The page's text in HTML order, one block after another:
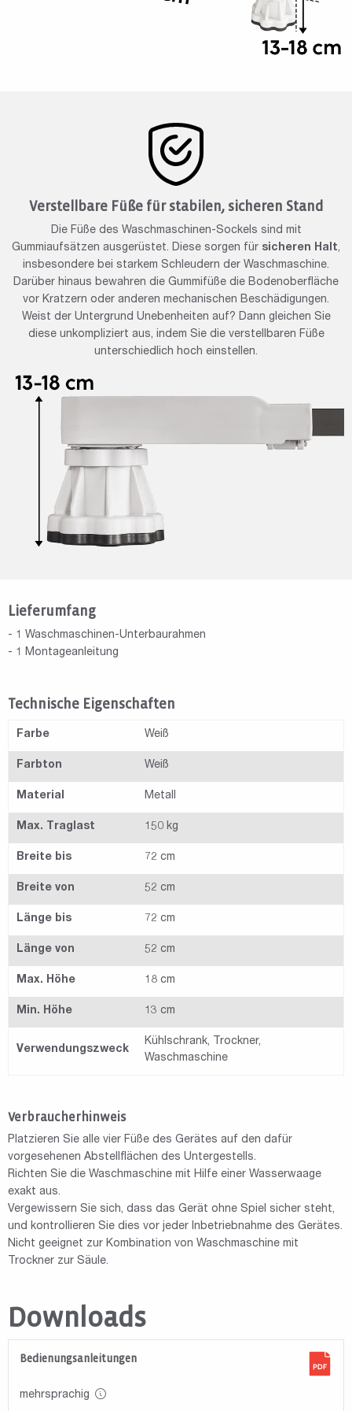
Verstellbare Füße für stabilen, sicheren Stand
Die Füße des Waschmaschinen-Sockels sind mit
Gummiaufsätzen ausgerüstet. Diese sorgen für sicheren Halt,
insbesondere bei starkem Schleudern der Waschmaschine.
Darüber hinaus bewahren die Gummifüße die Bodenoberfläche
vor Kratzern oder anderen mechanischen Beschädigungen.
Weist der Untergrund Unebenheiten auf? Dann gleichen Sie
diese unkompliziert aus, indem Sie die verstellbaren Füße
unterschiedlich hoch einstellen.
Lieferumfang
- 1 Waschmaschinen-Unterbaurahmen
- 1 Montageanleitung
Technische Eigenschaften
Farbe Weiß
Farbton Weiß
Material Metall
Max. Traglast 150 kg
Breite bis 72 cm
Breite von 52 cm
Länge bis 72 cm
Länge von 52 cm
Max. Höhe 18 cm
Min. Höhe 13 cm
Verwendungszweck
Kühlschrank, Trockner,
Waschmaschine
Verbraucherhinweis
Platzieren Sie alle vier Füße des Gerätes auf den dafür
vorgesehenen Abstellflächen des Untergestells.
Richten Sie die Waschmaschine mit Hilfe einer Wasserwaage
exakt aus.
Vergewissern Sie sich, dass das Gerät ohne Spiel sicher steht,
und kontrollieren Sie dies vor jeder Inbetriebnahme des Gerätes.
Nicht geeignet zur Kombination von Waschmaschine mit
Trockner zur Säule.
Downloads
Bedienungsanleitungen
mehrsprachig